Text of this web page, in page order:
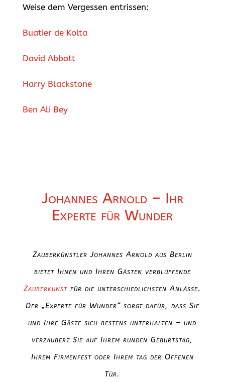
Weise dem Vergessen entrissen:
Buatier de Kolta
David Abbott
Harry Blackstone
Ben Ali Bey
Johannes Arnold – Ihr
Experte für Wunder
Zauberkünstler Johannes Arnold aus Berlin
bietet Ihnen und Ihren Gästen verblüffende
Zauberkunst für die unterschiedlichsten Anlässe.
Der „Experte für Wunder“ sorgt dafür, dass Sie
und Ihre Gäste sich bestens unterhalten – und
verzaubert Sie auf Ihrem runden Geburtstag,
Ihrem Firmenfest oder Ihrem tag der Offenen
Tür.